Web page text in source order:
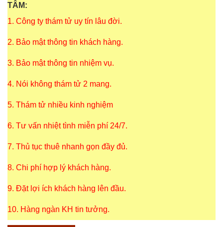
TÂM:
1. Công ty thám tử uy tín lâu đời.
2. Bảo mật thông tin khách hàng.
3. Bảo mật thông tin nhiệm vụ.
4. Nói không thám tử 2 mang.
5. Thám tử nhiều kinh nghiệm
6. Tư vấn nhiệt tình miễn phí 24/7.
7. Thủ tục thuê nhanh gọn đầy đủ.
8. Chi phí hợp lý khách hàng.
9. Đặt lợi ích khách hàng lên đầu.
10. Hàng ngàn KH tin tưởng.